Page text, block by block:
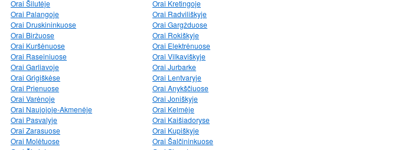
Orai Šilutėje
Orai Palangoje
Orai Druskininkuose
Orai Biržuose
Orai Kuršėnuose
Orai Raseiniuose
Orai Garliavoje
Orai Grigiškėse
Orai Prienuose
Orai Varėnoje
Orai Naujojoje-Akmenėje
Orai Pasvalyje
Orai Zarasuose
Orai Molėtuose
Orai Kretingoje
Orai Radviliškyje
Orai Gargžduose
Orai Rokiškyje
Orai Elektrėnuose
Orai Vilkaviškyje
Orai Jurbarke
Orai Lentvaryje
Orai Anykščiuose
Orai Joniškyje
Orai Kelmėje
Orai Kaišiadoryse
Orai Kupiškyje
Orai Šalčininkuose